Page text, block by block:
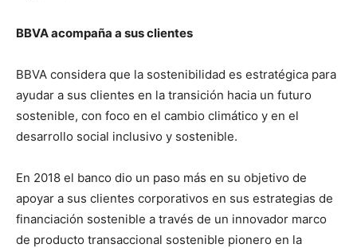
BBVA acompaña a sus clientes
BBVA considera que la sostenibilidad es estratégica para
ayudar a sus clientes en la transición hacia un futuro
sostenible, con foco en el cambio climático y en el
desarrollo social inclusivo y sostenible.
En 2018 el banco dio un paso más en su objetivo de
apoyar a sus clientes corporativos en sus estrategias de
financiación sostenible a través de un innovador marco
de producto transaccional sostenible pionero en la